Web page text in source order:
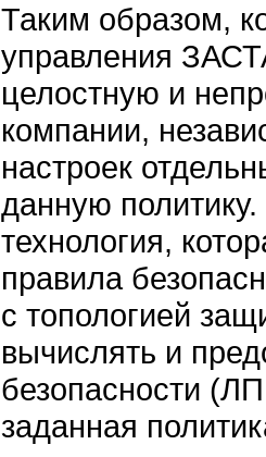
Таким образом,
управления
целостную и
компании,
настроек
данную политику.
технология,
правила
с топологией
вычислять и
безопасности
заданная